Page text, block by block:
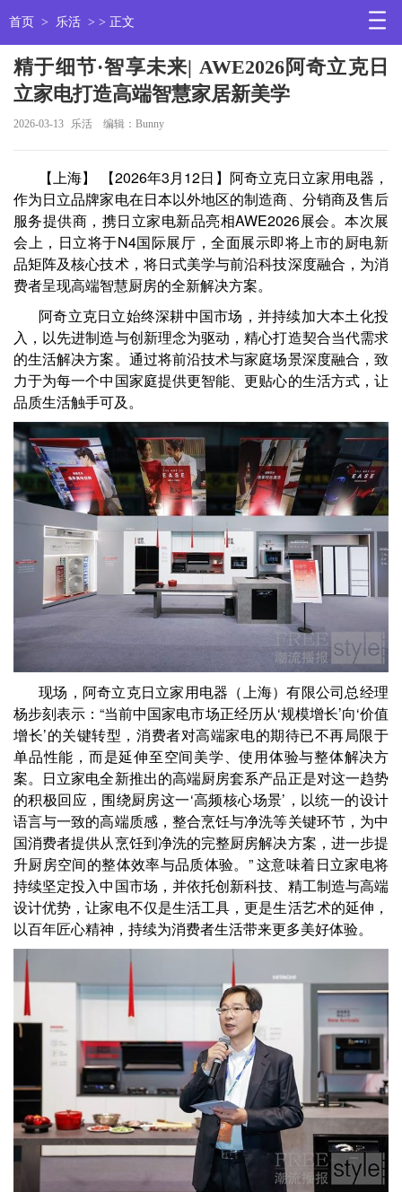
首页 > 乐活 > > 正文
精于细节·智享未来| AWE2026阿奇立克日
立家电打造高端智慧家居新美学
2026-03-13 乐活 编辑：Bunny
【上海】 【2026年3月12日】阿奇立克日立家用电器，
作为日立品牌家电在日本以外地区的制造商、分销商及售后
服务提供商，携日立家电新品亮相AWE2026展会。本次展
会上，日立将于N4国际展厅，全面展示即将上市的厨电新
品矩阵及核心技术，将日式美学与前沿科技深度融合，为消
费者呈现高端智慧厨房的全新解决方案。
阿奇立克日立始终深耕中国市场，并持续加大本土化投
入，以先进制造与创新理念为驱动，精心打造契合当代需求
的生活解决方案。通过将前沿技术与家庭场景深度融合，致
力于为每一个中国家庭提供更智能、更贴心的生活方式，让
品质生活触手可及。
现场，阿奇立克日立家用电器（上海）有限公司总经理
杨步刻表示：“当前中国家电市场正经历从‘规模增长’向‘价值
增长’的关键转型，消费者对高端家电的期待已不再局限于
单品性能，而是延伸至空间美学、使用体验与整体解决方
案。日立家电全新推出的高端厨房套系产品正是对这一趋势
的积极回应，围绕厨房这一‘高频核心场景’，以统一的设计
语言与一致的高端质感，整合烹饪与净洗等关键环节，为中
国消费者提供从烹饪到净洗的完整厨房解决方案，进一步提
升厨房空间的整体效率与品质体验。” 这意味着日立家电将
持续坚定投入中国市场，并依托创新科技、精工制造与高端
设计优势，让家电不仅是生活工具，更是生活艺术的延伸，
以百年匠心精神，持续为消费者生活带来更多美好体验。